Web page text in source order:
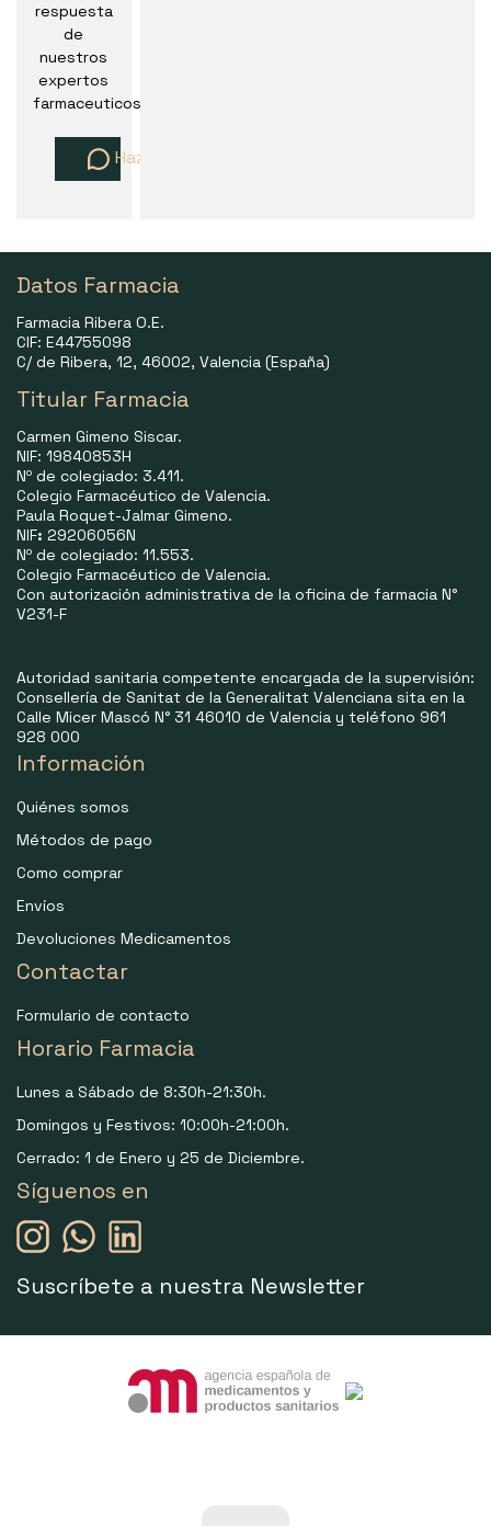
respuesta
de
nuestros
expertos
farmaceuticos
Haz una pregunta
Datos Farmacia
Farmacia Ribera O.E.
CIF: E44755098
C/ de Ribera, 12, 46002, Valencia (España)
Titular Farmacia
Carmen Gimeno Siscar.
NIF: 19840853H
Nº de colegiado: 3.411.
Colegio Farmacéutico de Valencia.
Paula Roquet-Jalmar Gimeno.
NIF: 29206056N
Nº de colegiado: 11.553.
Colegio Farmacéutico de Valencia.
Con autorización administrativa de la oficina de farmacia N°
V231-F
Autoridad sanitaria competente encargada de la supervisión:
Consellería de Sanitat de la Generalitat Valenciana sita en la
Calle Micer Mascó N° 31 46010 de Valencia y teléfono 961
928 000
Información
Quiénes somos
Métodos de pago
Como comprar
Envíos
Devoluciones Medicamentos
Contactar
Formulario de contacto
Horario Farmacia
Lunes a Sábado de 8:30h-21:30h.
Domingos y Festivos: 10:00h-21:00h.
Cerrado: 1 de Enero y 25 de Diciembre.
Síguenos en
Suscríbete a nuestra Newsletter